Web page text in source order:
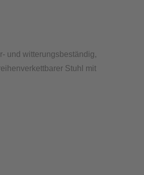
und witterungsbeständig,
Stuhl mit